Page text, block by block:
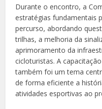
Durante o encontro, a
estratégias fundamentais
percurso, abordando
trilhas, a melhoria da
aprimoramento da
cicloturistas. A
também foi um tema
de forma eficiente a
atividades esportivas ao